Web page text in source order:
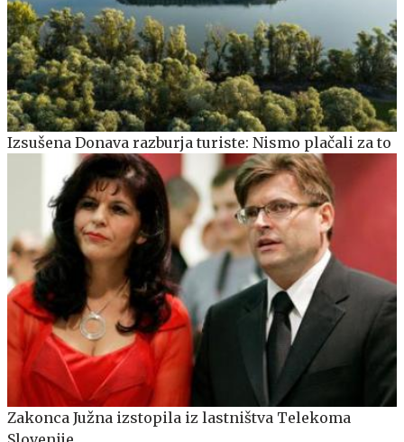
Izsušena Donava razburja turiste: Nismo plačali za to
Zakonca Južna izstopila iz lastništva Telekoma